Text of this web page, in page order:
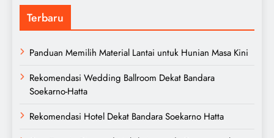
Terbaru
Panduan Memilih Material Lantai untuk Hunian Masa Kini
Rekomendasi Wedding Ballroom Dekat Bandara
Soekarno-Hatta
Rekomendasi Hotel Dekat Bandara Soekarno Hatta